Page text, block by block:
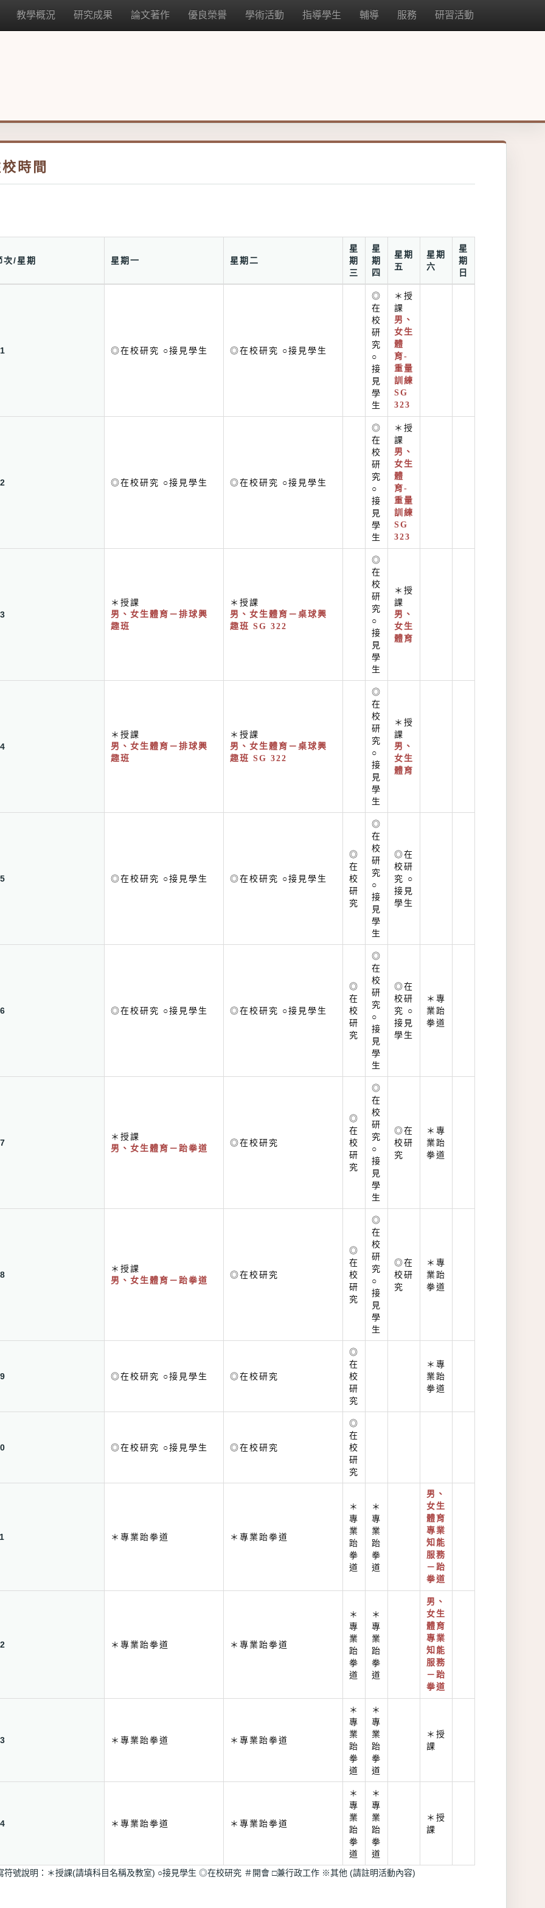
教學概況 研究成果 論文著作 優良榮譽 學術活動 指導學生 輔導 服務 研習活動
時間
次/星期 星期一 星期二
星
期
三
星
期
四
星期
五
星期
六
星
期
日
◎在校研究 ○接見學生 ◎在校研究 ○接見學生
◎
在
校
研
究
○
接
見
學
生
＊授
課
男、
女生
體
育-
重量
訓練
SG
323
◎在校研究 ○接見學生 ◎在校研究 ○接見學生
◎
在
校
研
究
○
接
見
學
生
＊授
課
男、
女生
體
育-
重量
訓練
SG
323
＊授課
男、女生體育－排球興
趣班
＊授課
男、女生體育－桌球興
趣班 SG 322
◎
在
校
研
究
○
接
見
學
生
＊授
課
男、
女生
體育
＊授課
男、女生體育－排球興
趣班
＊授課
男、女生體育－桌球興
趣班 SG 322
◎
在
校
研
究
○
接
見
學
生
＊授
課
男、
女生
體育
◎在校研究 ○接見學生 ◎在校研究 ○接見學生
◎
在
校
研
究
◎
在
校
研
究
○
接
見
學
生
◎在
校研
究 ○
接見
學生
◎在校研究 ○接見學生 ◎在校研究 ○接見學生
◎
在
校
研
究
◎
在
校
研
究
○
接
見
學
生
◎在
校研
究 ○
接見
學生
＊專
業跆
拳道
＊授課
男、女生體育－跆拳道
◎在校研究
◎
在
校
研
究
◎
在
校
研
究
○
接
見
學
生
◎在
校研
究
＊專
業跆
拳道
＊授課
男、女生體育－跆拳道
◎在校研究
◎
在
校
研
究
◎
在
校
研
究
○
接
見
學
生
◎在
校研
究
＊專
業跆
拳道
◎在校研究 ○接見學生 ◎在校研究
◎
在
校
研
究
＊專
業跆
拳道
◎在校研究 ○接見學生 ◎在校研究
◎
在
校
研
究
＊專業跆拳道 ＊專業跆拳道
＊
專
業
跆
拳
道
＊
專
業
跆
拳
道
男、
女生
體育
專業
知能
服務
－跆
拳道
＊專業跆拳道 ＊專業跆拳道
＊
專
業
跆
拳
道
＊
專
業
跆
拳
道
男、
女生
體育
專業
知能
服務
－跆
拳道
＊專業跆拳道 ＊專業跆拳道
＊
專
業
跆
拳
道
＊
專
業
跆
拳
道
＊授
課
＊專業跆拳道 ＊專業跆拳道
＊
專
業
跆
拳
道
＊
專
業
跆
拳
道
＊授
課
符號說明：＊授課(請填科目名稱及教室) ○接見學生 ◎在校研究 ＃開會 □兼行政工作 ※其他 (請註明活動內容)